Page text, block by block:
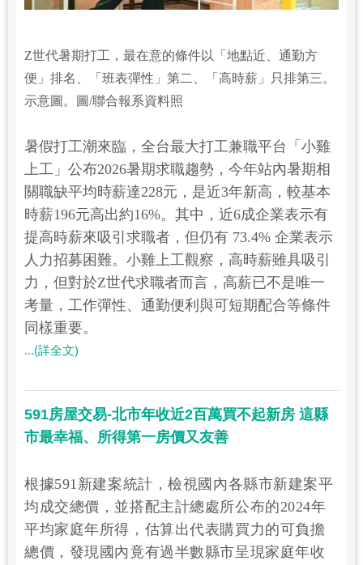
Z世代暑期打工，最在意的條件以「地點近、通勤方
便」排名、「班表彈性」第二、「高時薪」只排第三。
示意圖。圖/聯合報系資料照
暑假打工潮來臨，全台最大打工兼職平台「小雞
上工」公布2026暑期求職趨勢，今年站內暑期相
關職缺平均時薪達228元，是近3年新高，較基本
時薪196元高出約16%。其中，近6成企業表示有
提高時薪來吸引求職者，但仍有 73.4% 企業表示
人力招募困難。小雞上工觀察，高時薪雖具吸引
力，但對於Z世代求職者而言，高薪已不是唯一
考量，工作彈性、通勤便利與可短期配合等條件
同樣重要。
...(詳全文)
591房屋交易-北市年收近2百萬買不起新房 這縣
市最幸福、所得第一房價又友善
根據591新建案統計，檢視國內各縣市新建案平
均成交總價，並搭配主計總處所公布的2024年
平均家庭年所得，估算出代表購買力的可負擔
總價，發現國內竟有過半數縣市呈現家庭年收